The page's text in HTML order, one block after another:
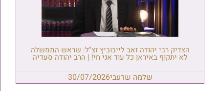
הצדיק רבי יהודה זאב לייבוביץ זצ"ל: שראש הממשלה
לא יתקוף באיראן כל עוד אני חי! | הרב יהודה סעדיה
שלמה שרעבי30/07/2026